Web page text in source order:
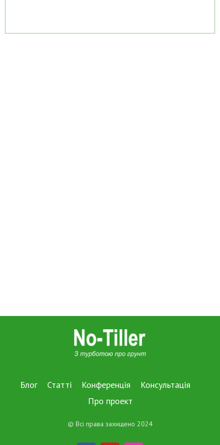
Блог Статті Конференція
Консультація
Про проект
© Всі права захищено 2024